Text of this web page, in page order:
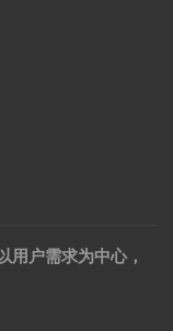
用户需求为中心，